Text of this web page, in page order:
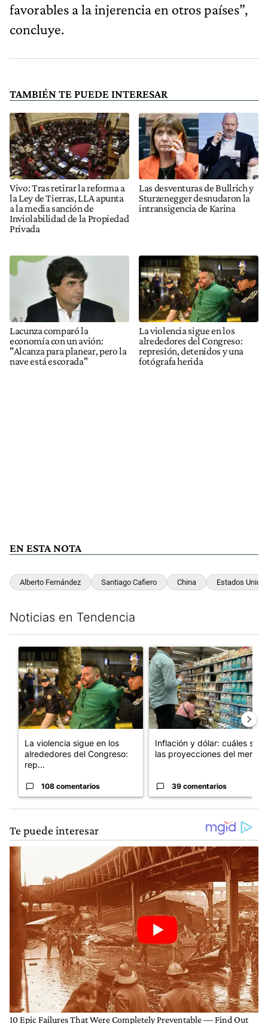
favorables a la injerencia en otros países”,
concluye.
TAMBIÉN TE PUEDE INTERESAR
Vivo: Tras retirar la reforma a
la Ley de Tierras, LLA apunta
a la media sanción de
Inviolabilidad de la Propiedad
Privada
Las desventuras de Bullrich y
Sturzenegger desnudaron la
intransigencia de Karina
Lacunza comparó la
economía con un avión:
"Alcanza para planear, pero la
nave está escorada"
La violencia sigue en los
alrededores del Congreso:
represión, detenidos y una
fotógrafa herida
EN ESTA NOTA
Alberto Fernández Santiago Cafiero China Estados
Noticias en Tendencia
Un artículo de tendencia con el título "La violencia sigue en
La violencia sigue en los
alrededores del Congreso:
rep...
108 comentarios
Un artículo de tendencia con
Inflación y dólar: cuáles son
las proyecciones del merc...
39 comentarios